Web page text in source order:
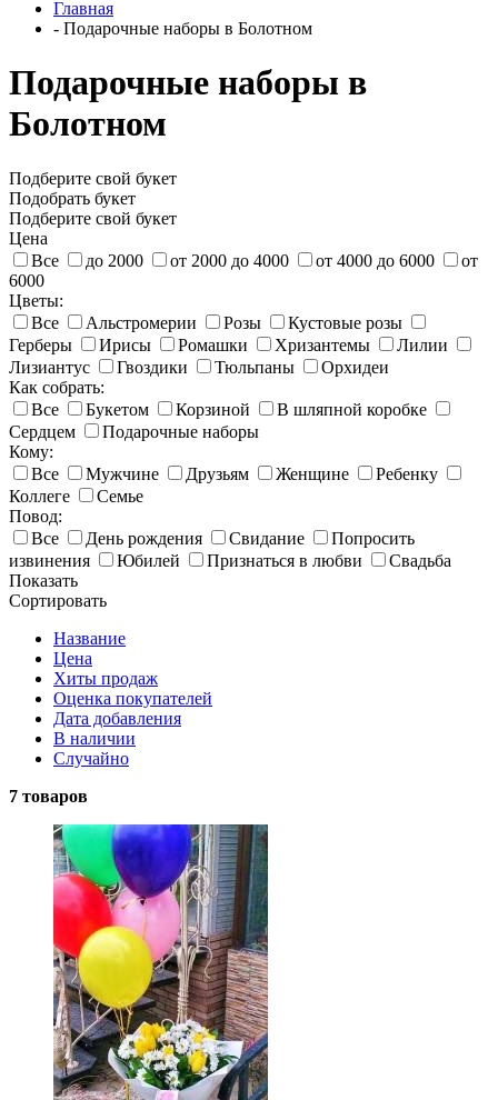
Главная
- Подарочные наборы в Болотном
Подарочные наборы в
Болотном
Подберите свой букет
Подобрать букет
Подберите свой букет
Цена
Все
до 2000 от 2000 до 4000 от 4000 до 6000
от
6000
Цветы:
Все
Альстромерии Розы
Кустовые розы
Герберы
Ирисы Ромашки Хризантемы
Лилии
Лизиантус
Гвоздики Тюльпаны
Орхидеи
Как собрать:
Все
Букетом Корзиной
В шляпной коробке
Сердцем
Подарочные наборы
Кому:
Все
Мужчине Друзьям Женщине
Ребенку
Коллеге
Семье
Повод:
Все
День рождения Свидание
Попросить
извинения
Юбилей Признаться в любви
Свадьба
Показать
Сортировать
Название
Цена
Хиты продаж
Оценка покупателей
Дата добавления
В наличии
Случайно
7 товаров